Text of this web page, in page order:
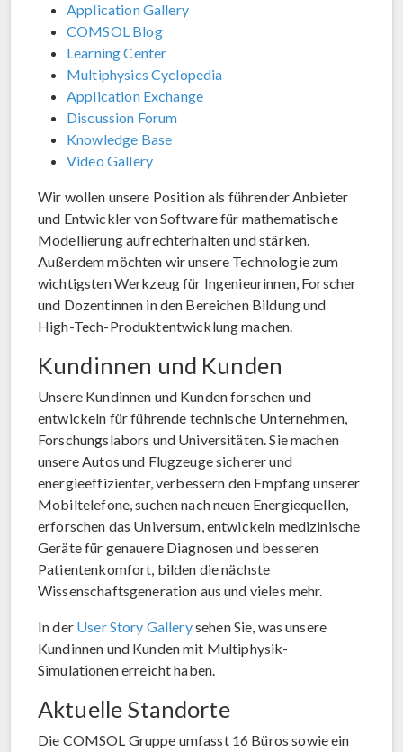
Application Gallery
COMSOL Blog
Learning Center
Multiphysics Cyclopedia
Application Exchange
Discussion Forum
Knowledge Base
Video Gallery
Wir wollen unsere Position als führender Anbieter
und Entwickler von Software für mathematische
Modellierung aufrechterhalten und stärken.
Außerdem möchten wir unsere Technologie zum
wichtigsten Werkzeug für Ingenieurinnen, Forscher
und Dozentinnen in den Bereichen Bildung und
High-Tech-Produktentwicklung machen.
Kundinnen und Kunden
Unsere Kundinnen und Kunden forschen und
entwickeln für führende technische Unternehmen,
Forschungslabors und Universitäten. Sie machen
unsere Autos und Flugzeuge sicherer und
energieeffizienter, verbessern den Empfang unserer
Mobiltelefone, suchen nach neuen Energiequellen,
erforschen das Universum, entwickeln medizinische
Geräte für genauere Diagnosen und besseren
Patientenkomfort, bilden die nächste
Wissenschaftsgeneration aus und vieles mehr.
In der User Story Gallerysehen Sie, was unsere
Kundinnen und Kunden mit Multiphysik-
Simulationen erreicht haben.
Aktuelle Standorte
Die COMSOL Gruppe umfasst 16 Büros sowie ein